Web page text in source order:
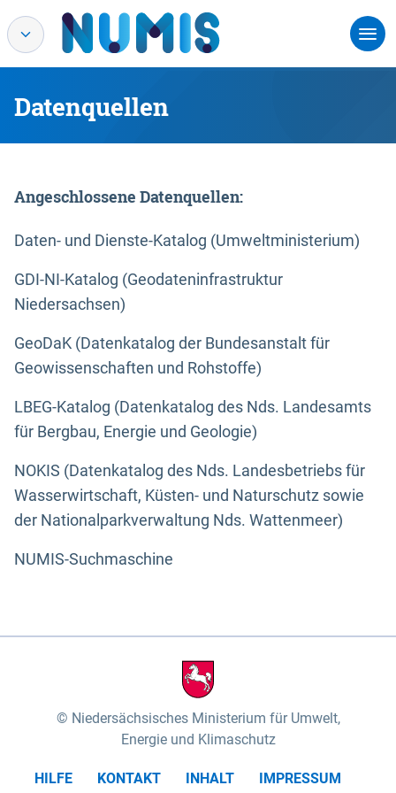
Datenquellen
Angeschlossene Datenquellen:
Daten- und Dienste-Katalog (Umweltministerium)
GDI-NI-Katalog (Geodateninfrastruktur
Niedersachsen)
GeoDaK (Datenkatalog der Bundesanstalt für
Geowissenschaften und Rohstoffe)
LBEG-Katalog (Datenkatalog des Nds. Landesamts
für Bergbau, Energie und Geologie)
NOKIS (Datenkatalog des Nds. Landesbetriebs für
Wasserwirtschaft, Küsten- und Naturschutz sowie
der Nationalparkverwaltung Nds. Wattenmeer)
NUMIS-Suchmaschine
Niedersächsisches Ministerium für Umwelt,
Energie und Klimaschutz
HILFE KONTAKT INHALT
IMPRESSUM